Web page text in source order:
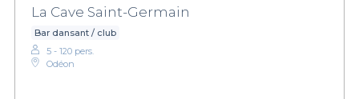
La Cave Saint-Germain
Bar dansant / club
5 - 120 pers.
Odéon